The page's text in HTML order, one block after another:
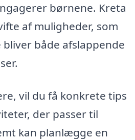
børnene. Kreta
af muligheder, som
både afslappende
vil du få konkrete tips
der passer til
kan planlægge en